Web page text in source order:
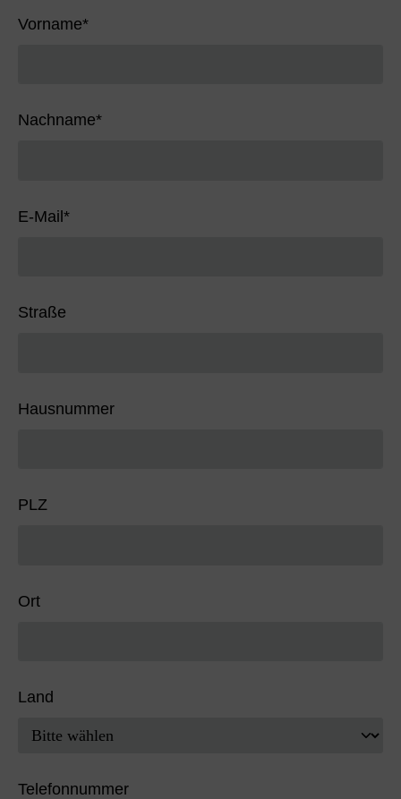
Vorname*
Nachname*
E-Mail*
Straße
Hausnummer
PLZ
Ort
Land
Telefonnummer